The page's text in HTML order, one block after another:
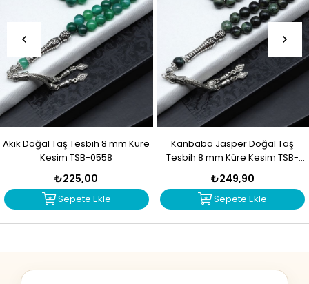
Akik Doğal Taş Tesbih 8 mm Küre
Kesim TSB-0558
₺225,00
Sepete Ekle
Kanbaba Jasper Doğal Taş
Tesbih 8 mm Küre Kesim TSB-
₺249,90
Sepete Ekle